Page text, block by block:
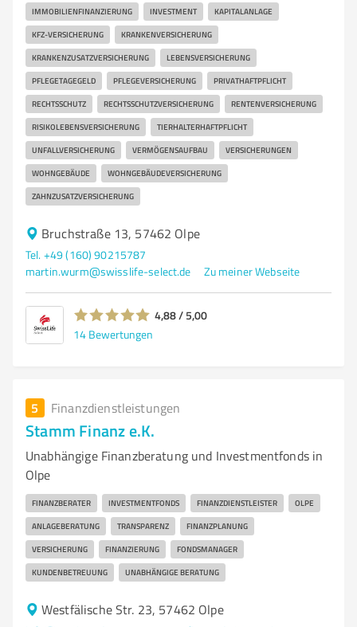
IMMOBILIENFINANZIERUNG INVESTMENT KAPITALANLAGE
KFZ-VERSICHERUNG KRANKENVERSICHERUNG
KRANKENZUSATZVERSICHERUNG LEBENSVERSICHERUNG
PFLEGETAGEGELD PFLEGEVERSICHERUNG PRIVATHAFTPFLICHT
RECHTSSCHUTZ RECHTSSCHUTZVERSICHERUNG RENTENVERSICHERUNG
RISIKOLEBENSVERSICHERUNG TIERHALTERHAFTPFLICHT
UNFALLVERSICHERUNG VERMÖGENSAUFBAU VERSICHERUNGEN
WOHNGEBÄUDE WOHNGEBÄUDEVERSICHERUNG
ZAHNZUSATZVERSICHERUNG
Bruchstraße 13, 57462 Olpe
Tel. +49 (160) 90215787
martin.wurm@swisslife-select.de
Zu meiner Webseite
4,88 / 5,00
14 Bewertungen
5 Finanzdienstleistungen
Stamm Finanz e.K.
Unabhängige Finanzberatung und Investmentfonds in
Olpe
FINANZBERATER INVESTMENTFONDS FINANZDIENSTLEISTER OLPE
ANLAGEBERATUNG TRANSPARENZ FINANZPLANUNG
VERSICHERUNG FINANZIERUNG FONDSMANAGER
KUNDENBETREUUNG UNABHÄNGIGE BERATUNG
Westfälische Str. 23, 57462 Olpe